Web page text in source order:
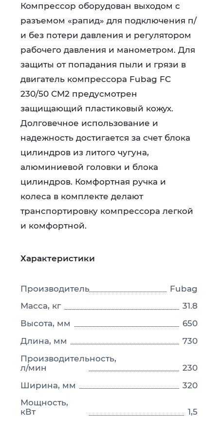
Компрессор оборудован выходом с
разъемом «рапид» для подключения п/
и без потери давления и регулятором
рабочего давления и манометром. Для
защиты от попадания пыли и грязи в
двигатель компрессора Fubag FC
230/50 CM2 предусмотрен
защищающий пластиковый кожух.
Долговечное использование и
надежность достигается за счет блока
цилиндров из литого чугуна,
алюминиевой головки и блока
цилиндров. Комфортная ручка и
колеса в комплекте делают
транспортировку компрессора легкой
и комфортной.
Характеристики
Производитель
Fubag
Масса, кг
31.8
Высота, мм
650
Длина, мм
730
Производительность,
л/мин
230
Ширина, мм
320
Мощность,
кВт
1,5